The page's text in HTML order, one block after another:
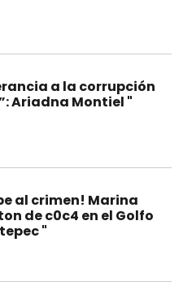
a la corrupción
Ariadna Montiel "
al crimen! Marina
de c0c4 en el Golfo
"